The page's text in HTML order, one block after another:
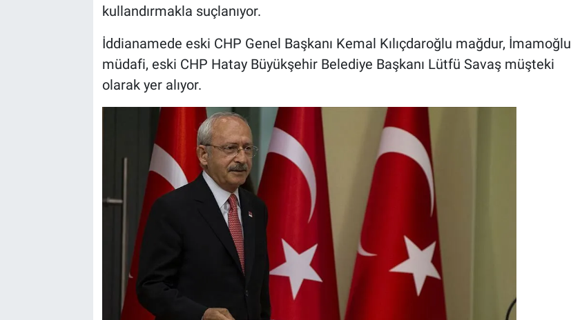
kullandırmakla suçlanıyor.
İddianamede eski CHP Genel Başkanı Kemal Kılıçdaroğlu mağdur, İmamoğlu
müdafi, eski CHP Hatay Büyükşehir Belediye Başkanı Lütfü Savaş müşteki
olarak yer alıyor.